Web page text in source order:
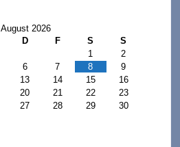
August 2026
D F S
S
1
2
6 7 8
9
13 14 15
16
20 21 22
23
27 28 29
30